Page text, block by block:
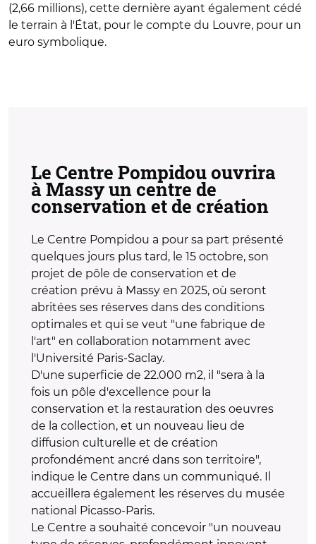
(2,66 millions), cette dernière ayant également cédé
le terrain à l'État, pour le compte du Louvre, pour un
euro symbolique.
Le Centre Pompidou ouvrira
à Massy un centre de
conservation et de création
Le Centre Pompidou a pour sa part présenté
quelques jours plus tard, le 15 octobre, son
projet de pôle de conservation et de
création prévu à Massy en 2025, où seront
abritées ses réserves dans des conditions
optimales et qui se veut "une fabrique de
l'art" en collaboration notamment avec
l'Université Paris-Saclay.
D'une superficie de 22.000 m2, il "sera à la
fois un pôle d'excellence pour la
conservation et la restauration des oeuvres
de la collection, et un nouveau lieu de
diffusion culturelle et de création
profondément ancré dans son territoire",
indique le Centre dans un communiqué. Il
accueillera également les réserves du musée
national Picasso-Paris.
Le Centre a souhaité concevoir "un nouveau